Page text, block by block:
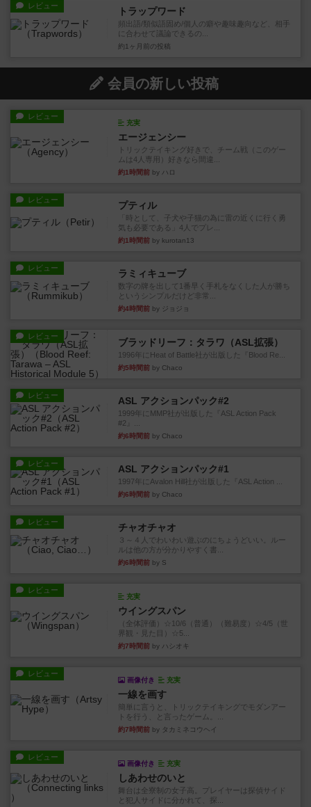
レビュー トラップワード
頻出語/類似語固め/個人の癖や趣味趣向など、相手
に合わせて議論できるの...
約1ヶ月前 の投稿
会員の新しい投稿
レビュー
充実
エージェンシー
トリックテイキング好きで、チーム戦（このゲー
ムは4人専用）好きなら間違...
約1時間前 by ハロ
レビュー プティル
「時として、子犬や子猫の為に雷の近くに行く勇
気も必要である」4人でプレ...
約1時間前 by kurotan13
レビュー ラミィキューブ
数字の牌を出して1番早く手札をなくした人が勝ち
というシンプルだけど非常...
約4時間前 by ジョジョ
レビュー
ブラッドリーフ：タラワ（ASL拡張）
1996年にHeat of Battle社が出版した『Blood Re...
約5時間前 by Chaco
レビュー ASL アクションパック#2
1999年にMMP社が出版した『ASL Action Pack
#2』...
約6時間前 by Chaco
レビュー ASL アクションパック#1
1997年にAvalon Hill社が出版した『ASL Action ...
約6時間前 by Chaco
レビュー チャオチャオ
３～４人でわいわい遊ぶのにちょうどいい。ルー
ルは他の方が分かりやすく書...
約6時間前 by S
レビュー
充実
ウイングスパン
（全体評価）☆10/6（普通）（難易度）☆4/5（世
界観・見た目）☆5...
約7時間前 by ハシオキ
レビュー
画像付き 充実
一線を画す
簡単に言うと、トリックテイキングでモダンアー
トを行う、と言ったゲーム。...
約7時間前 by タカミネコウヘイ
レビュー
画像付き 充実
しあわせのいと
舞台は全寮制の女子高。プレイヤーは探偵サイド
と犯人サイドに分かれて、探...